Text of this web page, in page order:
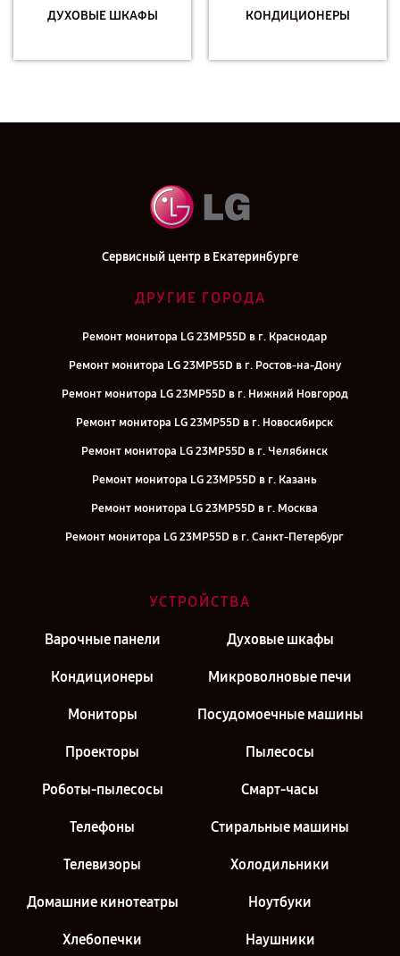
ДУХОВЫЕ ШКАФЫ КОНДИЦИОНЕРЫ
Сервисный центр в Екатеринбурге
ДРУГИЕ ГОРОДА
Ремонт монитора LG 23MP55D в г. Краснодар
Ремонт монитора LG 23MP55D в г. Ростов-на-Дону
Ремонт монитора LG 23MP55D в г. Нижний Новгород
Ремонт монитора LG 23MP55D в г. Новосибирск
Ремонт монитора LG 23MP55D в г. Челябинск
Ремонт монитора LG 23MP55D в г. Казань
Ремонт монитора LG 23MP55D в г. Москва
Ремонт монитора LG 23MP55D в г. Санкт-Петербург
УСТРОЙСТВА
Варочные панели Духовые шкафы
Кондиционеры Микроволновые печи
Мониторы Посудомоечные машины
Проекторы Пылесосы
Роботы-пылесосы Смарт-часы
Телефоны Стиральные машины
Телевизоры Холодильники
Домашние кинотеатры Ноутбуки
Хлебопечки Наушники